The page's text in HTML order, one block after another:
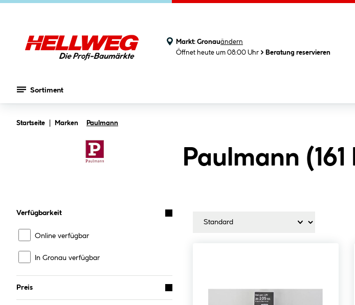
Markt: Gronauändern
Öffnet heute um 08:00 Uhr
Beratung reservieren
Sortiment
Startseite Marken Paulmann
Paulmann (161
Verfügbarkeit
Online verfügbar
In Gronau verfügbar
Preis